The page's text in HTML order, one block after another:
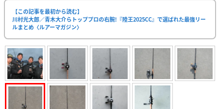
【この記事を最初から読む】
川村光大郎／青木大介らトッププロの右腕!『陸王2025CC』で選ばれた最強リー
ルまとめ〈ルアーマガジン〉